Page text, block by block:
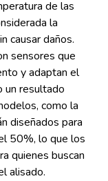
de las
la
causar daños.
sensores que
y adaptan el
un resultado
como la
diseñados para
50%, lo que los
quienes buscan
alisado.